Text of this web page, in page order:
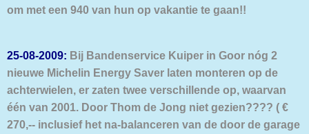
om met een 940 van hun op vakantie te gaan!!
25-08-2009: Bij Bandenservice Kuiper in Goor nóg 2
nieuwe Michelin Energy Saver laten monteren op de
achterwielen, er zaten twee verschillende op, waarvan
één van 2001. Door Thom de Jong niet gezien???? ( €
270,-- inclusief het na-balanceren van de door de garage